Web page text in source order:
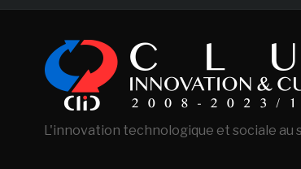
L'innovation technologique et sociale au